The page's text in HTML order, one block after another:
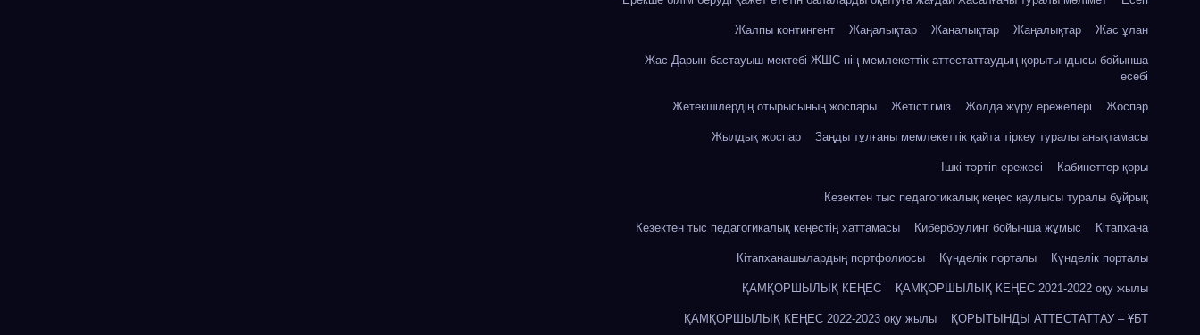
Жалпы контингент Жаңалықтар Жаңалықтар Жаңалықтар Жас ұлан
Жас-Дарын бастауыш мектебі ЖШС-нің мемлекеттік аттестаттаудың қорытындысы бойынша
есебі
Жетекшілердің отырысының жоспары Жетістігміз Жолда жүру ережелері Жоспар
Жылдық жоспар Заңды тұлғаны мемлекеттік қайта тіркеу туралы анықтамасы
Ішкі тәртіп ережесі Кабинеттер қоры
Кезектен тыс педагогикалық кеңес қаулысы туралы бұйрық
Кезектен тыс педагогикалық кеңестің хаттамасы Кибербоулинг бойынша жұмыс Кітапхана
Кітапханашылардың портфолиосы Күнделік порталы Күнделік порталы
ҚАМҚОРШЫЛЫҚ КЕҢЕС ҚАМҚОРШЫЛЫҚ КЕҢЕС 2021-2022 оқу жылы
ҚАМҚОРШЫЛЫҚ КЕҢЕС 2022-2023 оқу жылы ҚОРЫТЫНДЫ АТТЕСТАТТАУ – ҰБТ